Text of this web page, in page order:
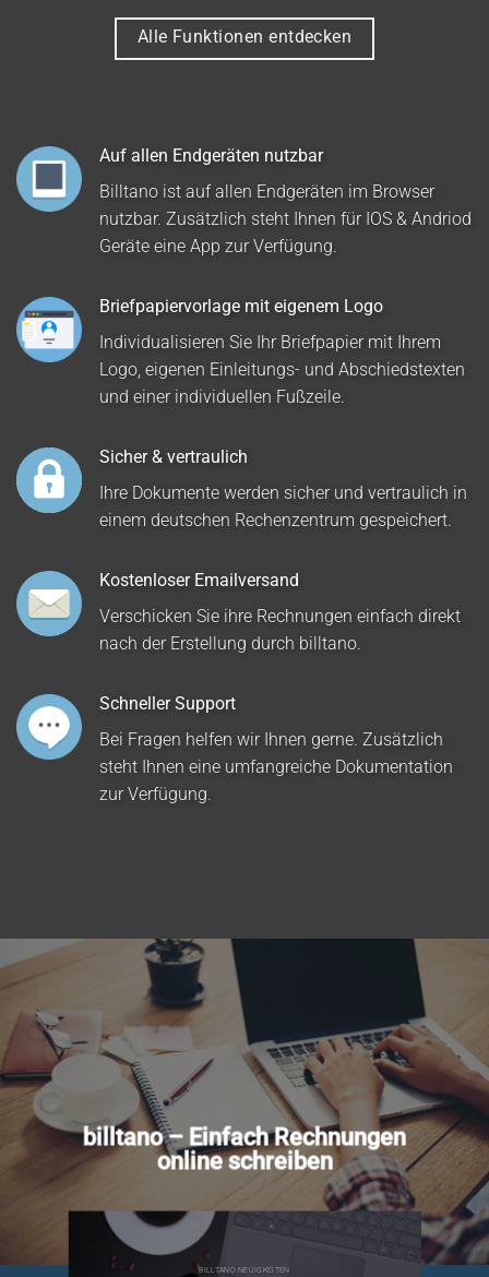
Alle Funktionen entdecken
Auf allen Endgeräten nutzbar
Billtano ist auf allen Endgeräten im Browser
nutzbar. Zusätzlich steht Ihnen für IOS & Andriod
Geräte eine App zur Verfügung.
Briefpapiervorlage mit eigenem Logo
Individualisieren Sie Ihr Briefpapier mit Ihrem
Logo, eigenen Einleitungs- und Abschiedstexten
und einer individuellen Fußzeile.
Sicher & vertraulich
Ihre Dokumente werden sicher und vertraulich in
einem deutschen Rechenzentrum gespeichert.
Kostenloser Emailversand
Verschicken Sie ihre Rechnungen einfach direkt
nach der Erstellung durch billtano.
Schneller Support
Bei Fragen helfen wir Ihnen gerne. Zusätzlich
steht Ihnen eine umfangreiche Dokumentation
zur Verfügung.
billtano – Einfach Rechnungen
online schreiben
BILLTANO NEUIGKEITEN